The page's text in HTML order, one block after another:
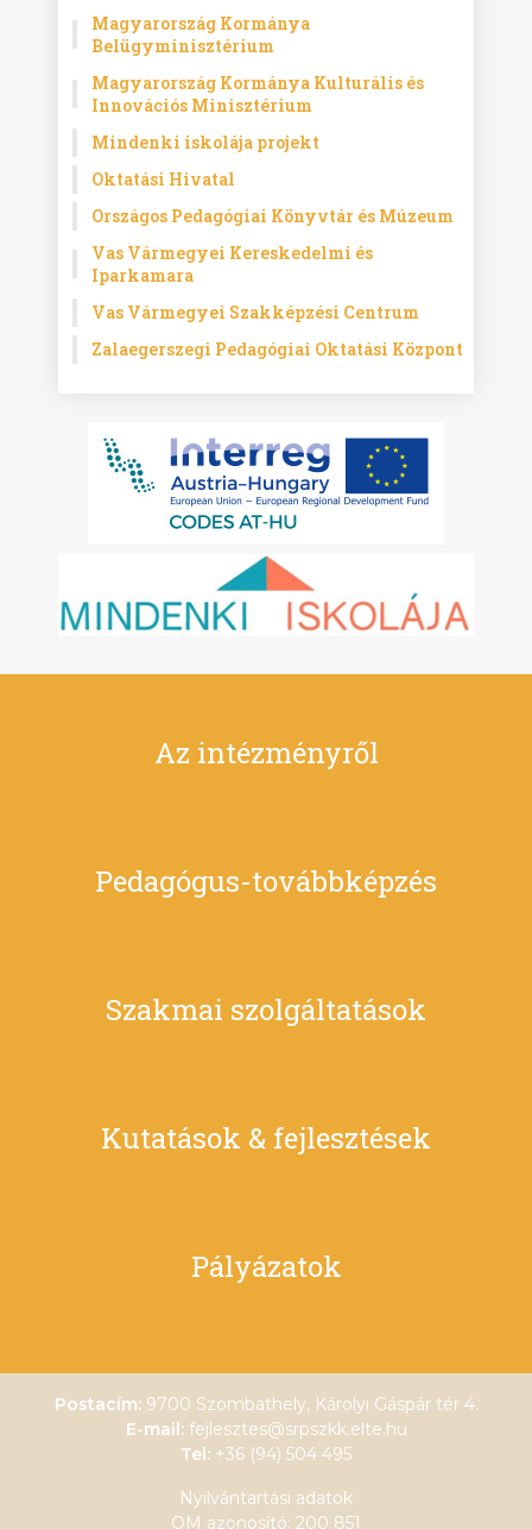
Magyarország Kormánya
Belügyminisztérium
Magyarország Kormánya Kulturális és
Innovációs Minisztérium
Mindenki iskolája projekt
Oktatási Hivatal
Országos Pedagógiai Könyvtár és Múzeum
Vas Vármegyei Kereskedelmi és
Iparkamara
Vas Vármegyei Szakképzési Centrum
Zalaegerszegi Pedagógiai Oktatási Központ
Az intézményről
Pedagógus-továbbképzés
Szakmai szolgáltatások
Kutatások & fejlesztések
Pályázatok
Postacím: 9700 Szombathely, Károlyi Gáspár tér 4.
E-mail: fejlesztes@srpszkk.elte.hu
Tel: +36 (94) 504 495
Nyilvántartási adatok
OM azonosító: 200 851